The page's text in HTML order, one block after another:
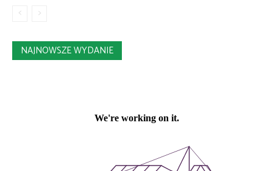
NAJNOWSZE WYDANIE